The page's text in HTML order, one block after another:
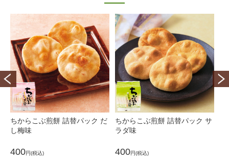
ちからこぶ煎餅 詰替パック だ
し梅味
400円(税込)
ちからこぶ煎餅 詰替パック サ
ラダ味
400円(税込)